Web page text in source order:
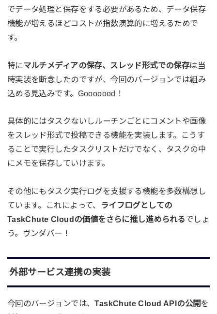
でデータ処理と保存をする必要があるため、データ保存
機能が増えるほどコストが指数演算的に増えるためで
す。
特にマルチメディアの保存、スレッド形式での保存は当
時実装を断念したのですが、今回のバージョンでは組み
込める見込みです。Gooooood！
具体的にはタスクないしルーチンごとにコメントや画像
をスレッド形式で投稿できる機能を実装します。こうす
ることで実行したタスクリストだけでなく、タスクの中
にメモを保存していけます。
その他にもタスク実行ログを支援する機能を多数構想し
ています。これによって、
ライフログとしての
TaskChute Cloudの価値をさらに推し進められるでしょ
う。ヴンダバー！
外部サービス連携の実装
今回のバージョンでは、TaskChute Cloud APIの公開を